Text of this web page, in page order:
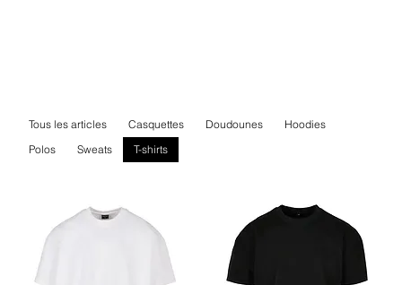
Tous les articles Casquettes Doudounes
Hoodies
Polos
Sweats T-shirts